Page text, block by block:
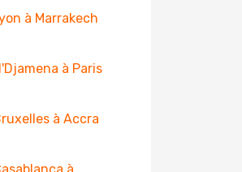
à Marrakech
à Paris
à Accra